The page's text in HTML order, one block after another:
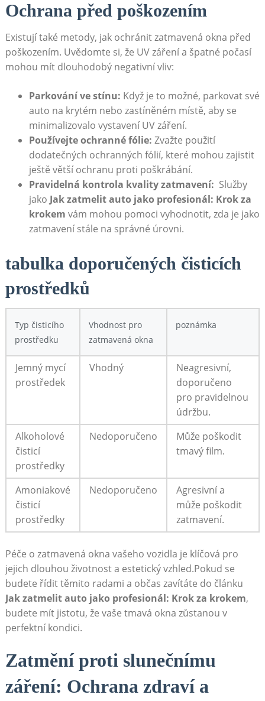
Ochrana⁢ před poškozením
Existují ‍také metody,‌ jak ochránit zatmavená okna ⁤před
poškozením. Uvědomte‌ si, že UV záření ‍a špatné počasí⁤
mohou‌ mít dlouhodobý negativní ⁢vliv:
Parkování‌ ve⁣ stínu: Když⁢ je to možné, parkovat své​
auto na krytém​ nebo zastíněném místě, ⁤aby se
minimalizovalo vystavení UV‌ záření.
Používejte ochranné fólie: Zvažte použití
dodatečných ochranných fólií, které mohou ⁣zajistit‌
ještě větší ochranu proti poškrábání.
Pravidelná⁤ kontrola ⁢kvality zatmavení: ⁢ Služby
jako Jak zatmelit⁣ auto jako profesionál: Krok za
krokem ⁣vám mohou pomoci⁢ vyhodnotit, zda‍ je ⁤jako
⁤zatmavení stále⁤ na‍ správné úrovni.
tabulka doporučených čisticích‌
prostředků
Typ čisticího‍
prostředku
Vhodnost pro
zatmavená okna
poznámka
Jemný mycí ​
prostředek
Vhodný
Neagresivní,
doporučeno
pro pravidelnou
údržbu.
Alkoholové
čisticí‌
prostředky
Nedoporučeno
Může poškodit
tmavý ⁤film.
Amoniakové
čisticí
⁣prostředky
Nedoporučeno
Agresivní a⁢
může poškodit
zatmavení.
Péče ‍o zatmavená ​okna⁤ vašeho vozidla je klíčová pro
jejich ⁣dlouhou​ životnost a estetický vzhled.Pokud se
budete řídit těmito ⁢radami a ⁤občas zavítáte⁤ do článku
Jak ‌zatmelit auto​ jako‍ profesionál: Krok za krokem,
budete mít jistotu, že vaše ⁣tmavá okna zůstanou v
perfektní kondici.
Zatmění proti slunečnímu
záření: Ochrana zdraví a